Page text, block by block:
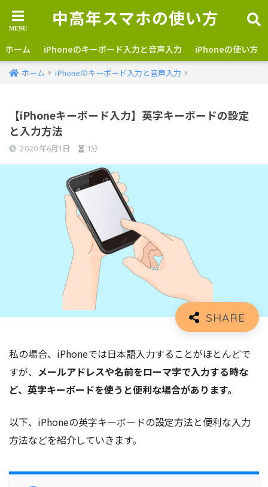
中高年スマホの使い方
ホーム iPhoneのキーボード入力と音声入力 iPhoneの使い方
ホーム iPhoneのキーボード入力と音声入力
【iPhoneキーボード入力】英字キーボードの設定
と入力方法
2020年6月1日 1分
私の場合、iPhoneでは日本語入力することがほとんどで
すが、 メールアドレスや名前をローマ字で入力する時な
ど、英字キーボードを使うと便利な場合があります。
以下、iPhoneの英字キーボードの設定方法と便利な入力
方法などを紹介していきます。